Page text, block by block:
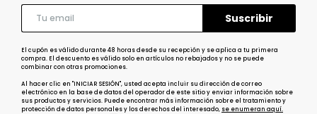
El cupón es válido durante 48 horas desde su recepción y se aplica a tu primera
compra. El descuento es válido solo en artículos no rebajados y no se puede
combinar con otras promociones.
Al hacer clic en "INICIAR SESIÓN", usted acepta incluir su dirección de correo
electrónico en la base de datos del operador de este sitio y enviar información sobre
sus productos y servicios. Puede encontrar más información sobre el tratamiento y
protección de datos personales y los derechos del interesado, se enumeran aquí.